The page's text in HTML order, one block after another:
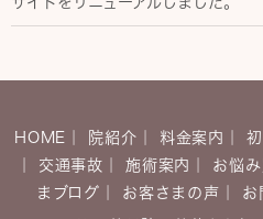
HOME 院紹介 料金案内
交通事故 施術案内 お悩
まブログ
お客さまの声 お